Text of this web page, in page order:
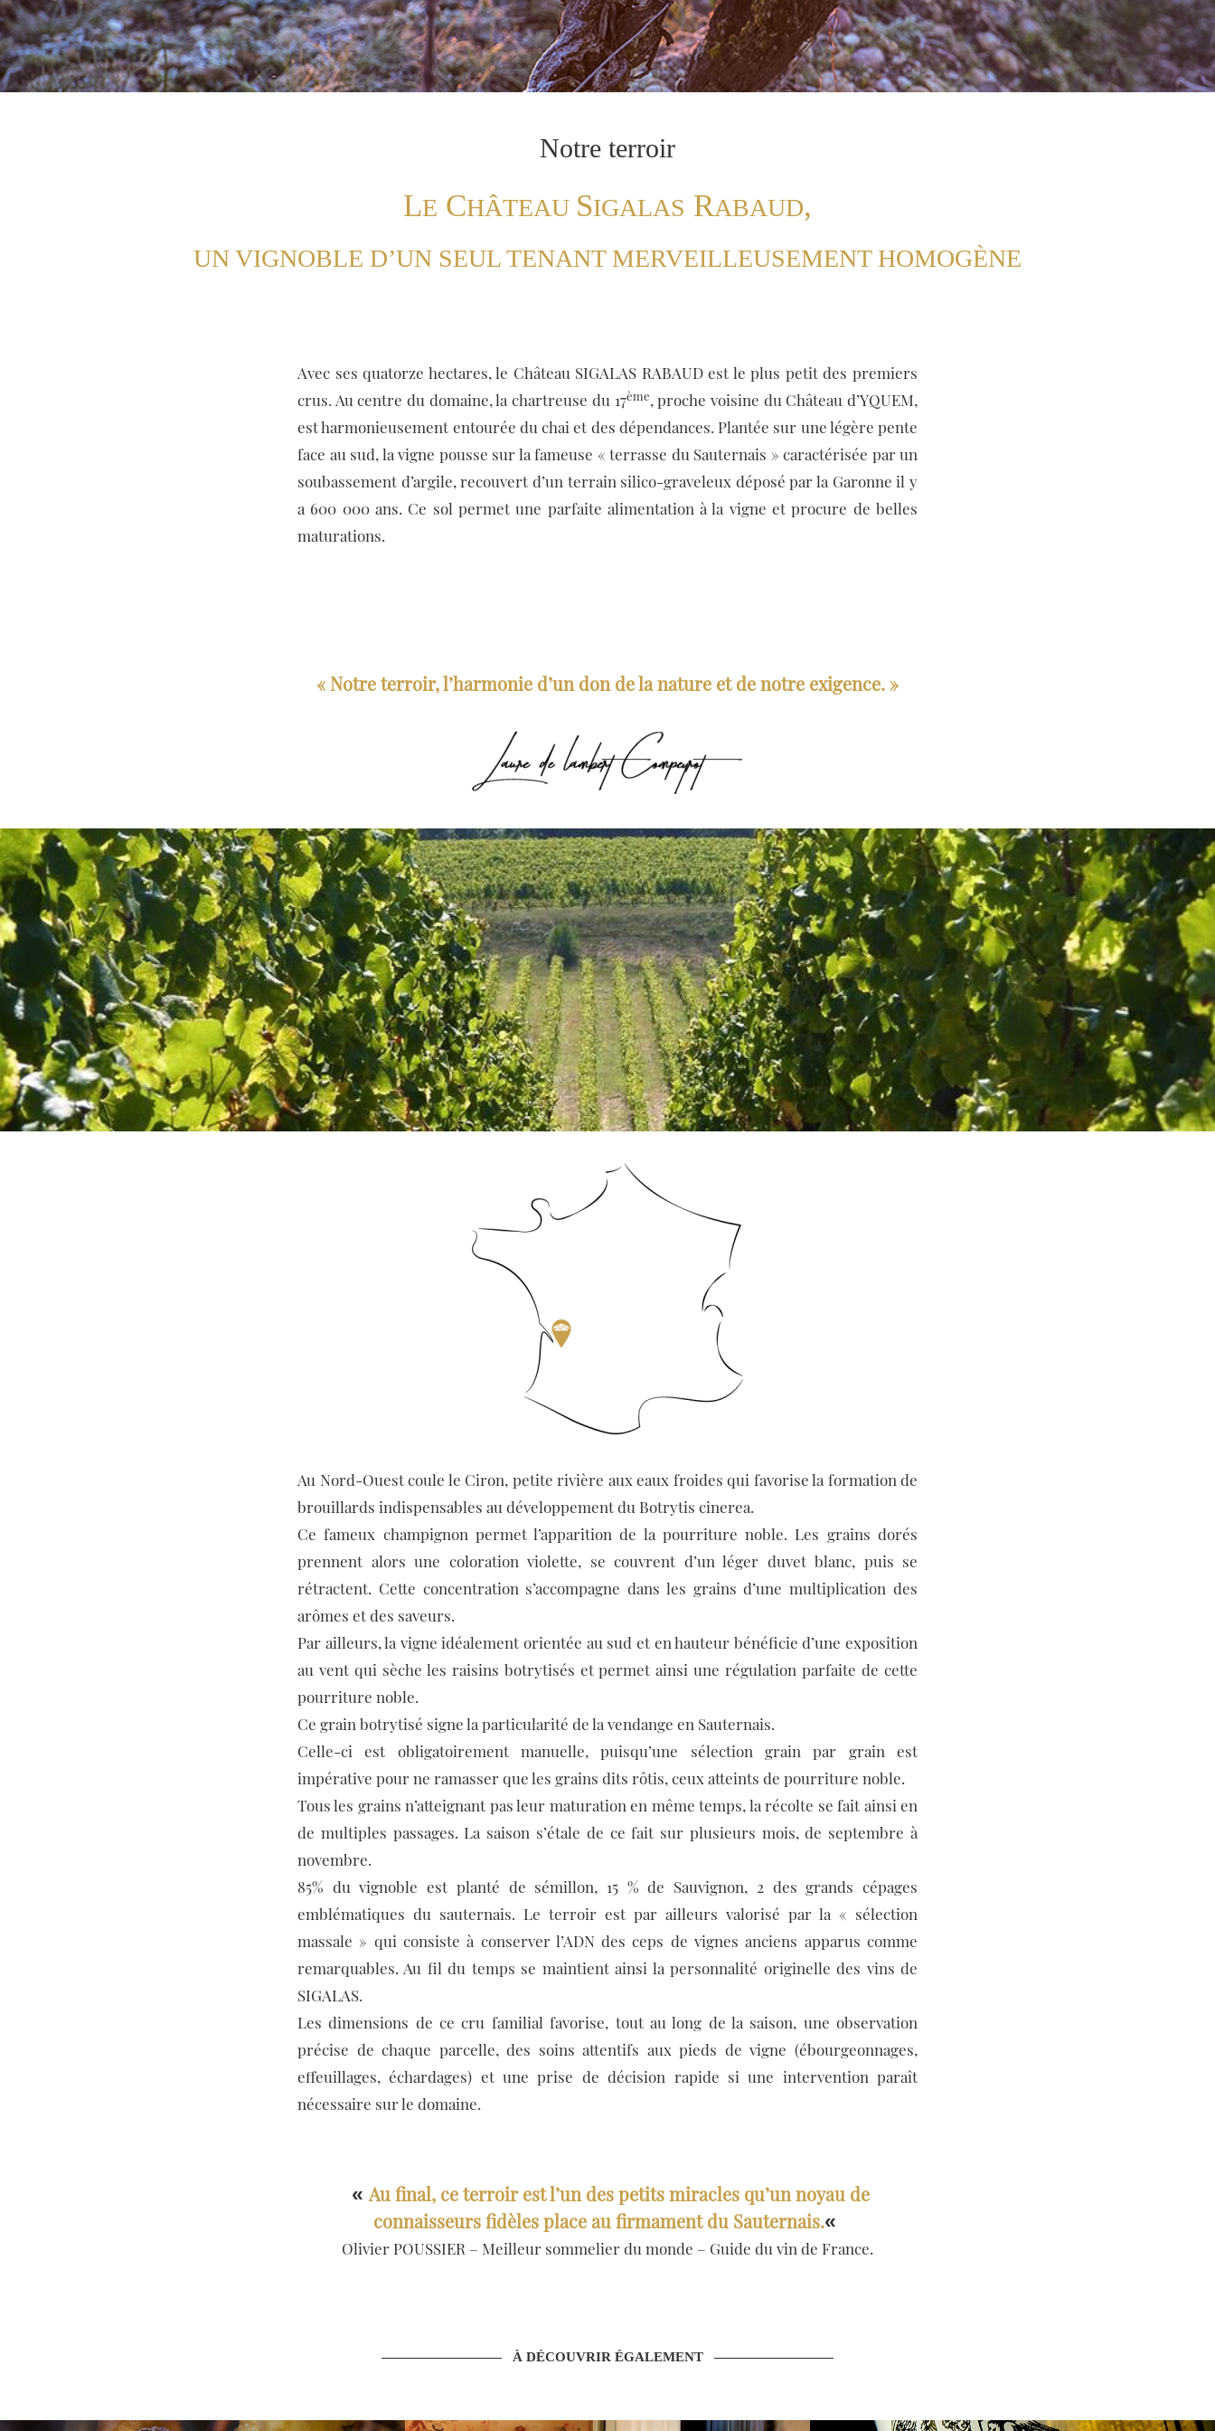
Notre terroir
LE CHÂTEAU SIGALAS RABAUD,
UN VIGNOBLE D’UN SEUL TENANT MERVEILLEUSEMENT HOMOGÈNE
Avec ses quatorze hectares, le Château SIGALAS RABAUD est le plus petit des premiers
crus. Au centre du domaine, la chartreuse du 17ème, proche voisine du Château d’YQUEM,
est harmonieusement entourée du chai et des dépendances. Plantée sur une légère pente
face au sud, la vigne pousse sur la fameuse « terrasse du Sauternais » caractérisée par un
soubassement d’argile, recouvert d’un terrain silico-graveleux déposé par la Garonne il y
a 600 000 ans. Ce sol permet une parfaite alimentation à la vigne et procure de belles
maturations.
« Notre terroir, l’harmonie d’un don de la nature et de notre exigence. »
Au Nord-Ouest coule le Ciron, petite rivière aux eaux froides qui favorise la formation de
brouillards indispensables au développement du Botrytis cinerea.
Ce fameux champignon permet l’apparition de la pourriture noble. Les grains dorés
prennent alors une coloration violette, se couvrent d’un léger duvet blanc, puis se
rétractent. Cette concentration s’accompagne dans les grains d’une multiplication des
arômes et des saveurs.
Par ailleurs, la vigne idéalement orientée au sud et en hauteur bénéficie d’une exposition
au vent qui sèche les raisins botrytisés et permet ainsi une régulation parfaite de cette
pourriture noble.
Ce grain botrytisé signe la particularité de la vendange en Sauternais.
Celle-ci est obligatoirement manuelle, puisqu’une sélection grain par grain est
impérative pour ne ramasser que les grains dits rôtis, ceux atteints de pourriture noble.
Tous les grains n’atteignant pas leur maturation en même temps, la récolte se fait ainsi en
de multiples passages. La saison s’étale de ce fait sur plusieurs mois, de septembre à
novembre.
85% du vignoble est planté de sémillon, 15 % de Sauvignon, 2 des grands cépages
emblématiques du sauternais. Le terroir est par ailleurs valorisé par la « sélection
massale » qui consiste à conserver l’ADN des ceps de vignes anciens apparus comme
remarquables. Au fil du temps se maintient ainsi la personnalité originelle des vins de
SIGALAS.
Les dimensions de ce cru familial favorise, tout au long de la saison, une observation
précise de chaque parcelle, des soins attentifs aux pieds de vigne (ébourgeonnages,
effeuillages, échardages) et une prise de décision rapide si une intervention paraît
nécessaire sur le domaine.
« Au final, ce terroir est l’un des petits miracles qu’un noyau de
connaisseurs fidèles place au firmament du Sauternais.«
Olivier POUSSIER – Meilleur sommelier du monde – Guide du vin de France.
À DÉCOUVRIR ÉGALEMENT